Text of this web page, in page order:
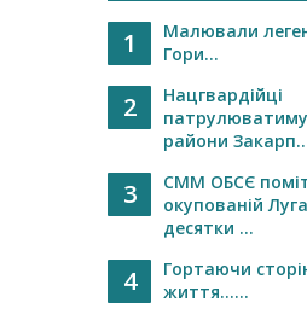
1
Малювали
Гори...
2
Нацгвардійці
райони
3
СММ ОБСЄ
окупованій
десятки ...
4
Гортаючи
життя…...